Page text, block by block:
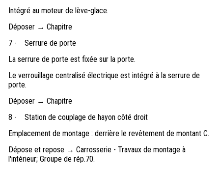
Intégré au moteur de lève-glace.
Déposer → Chapitre
7 -
Serrure de porte
La serrure de porte est fixée sur la porte.
Le verrouillage centralisé électrique est intégré à la serrure de
porte.
Déposer → Chapitre
8 -
Station de couplage de hayon côté droit
Emplacement de montage : derrière le revêtement de montant C.
Dépose et repose → Carrosserie - Travaux de montage à
l'intérieur; Groupe de rép.70.